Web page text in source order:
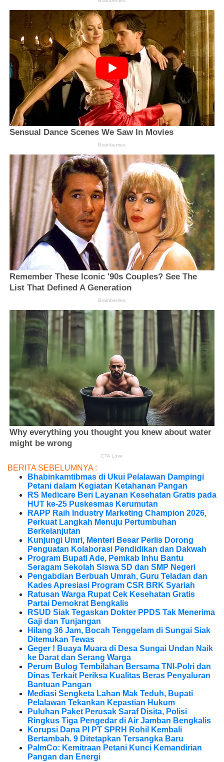
BERITA SEBELUMNYA :
Bhabinkamtibmas di Ukui Pelalawan Dampingi
Petani dalam Kegiatan Ketahanan Pangan
RS Medicare Beri Layanan Kesehatan Gratis pada
HUT ke-25 Puskesmas Kerumutan
RAPP Raih Industry Marketing Champion 2026,
Perkuat Langkah Menuju Pertumbuhan
Berkelanjutan
Kunjungi Umri, Menteri Besar Perlis Dorong
Penguatan Kolaborasi Pendidikan dan Dakwah
Program Bupati Ade, Pemkab Inhu Bantu
Seragam Sekolah Siswa SD dan SMP Negeri
Pengabdian Berbuah Umrah, Guru Teladan dan
Kades Apresiasi Program CSR BRK Syariah
Ratusan Warga Rupat Cek Kesehatan Gratis
Partai Demokrat Bengkalis
RSUD Siak Tegaskan Dokter PPDS Tak Menerima
Gaji dan Tunjangan
Hilang 36 Jam, Bocah Tenggelam di Sungai Siak
Ditemukan Tewas
Geger ! Buaya Muara di Desa Sungai Undan Naik
ke Darat dan Serang Warga
Perum Bulog Tembilahan Bersama TNI-Polri dan
Dinas Terkait Periksa Kualitas Beras Penyaluran
Bantuan Pangan
Mediasi Sengketa Lahan Mak Teduh, Bupati
Pelalawan Tekankan Kepastian Hukum
Puluhan Paket Perusak Saraf Disita, Polisi
Ringkus Tiga Pengedar di Air Jamban Bengkalis
Korupsi Dana PI PT SPRH Rohil Kembali
Bertambah. 9 Ditetapkan Tersangka Baru
PalmCo: Kemitraan Petani Kunci Kemandirian
Pangan dan Energi